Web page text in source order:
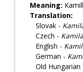
Meaning:
Translation:
Slovak -
Czech - Kamila
English -
German -
Old Hungarian